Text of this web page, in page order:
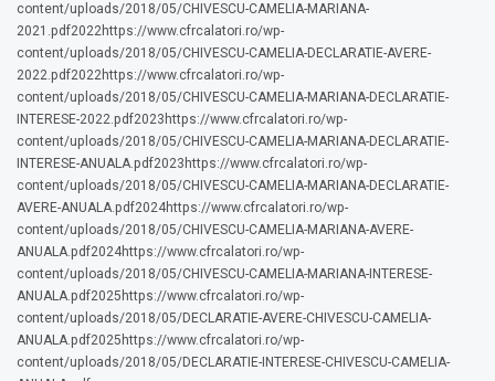
content/uploads/2018/05/CHIVESCU-CAMELIA-MARIANA-
2021.pdf2022https://www.cfrcalatori.ro/wp-
content/uploads/2018/05/CHIVESCU-CAMELIA-DECLARATIE-AVERE-
2022.pdf2022https://www.cfrcalatori.ro/wp-
content/uploads/2018/05/CHIVESCU-CAMELIA-MARIANA-DECLARATIE-
INTERESE-2022.pdf2023https://www.cfrcalatori.ro/wp-
content/uploads/2018/05/CHIVESCU-CAMELIA-MARIANA-DECLARATIE-
INTERESE-ANUALA.pdf2023https://www.cfrcalatori.ro/wp-
content/uploads/2018/05/CHIVESCU-CAMELIA-MARIANA-DECLARATIE-
AVERE-ANUALA.pdf2024https://www.cfrcalatori.ro/wp-
content/uploads/2018/05/CHIVESCU-CAMELIA-MARIANA-AVERE-
ANUALA.pdf2024https://www.cfrcalatori.ro/wp-
content/uploads/2018/05/CHIVESCU-CAMELIA-MARIANA-INTERESE-
ANUALA.pdf2025https://www.cfrcalatori.ro/wp-
content/uploads/2018/05/DECLARATIE-AVERE-CHIVESCU-CAMELIA-
ANUALA.pdf2025https://www.cfrcalatori.ro/wp-
content/uploads/2018/05/DECLARATIE-INTERESE-CHIVESCU-CAMELIA-